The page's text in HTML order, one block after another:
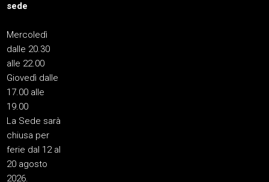
sede
Mercoledì
dalle 20.30
alle 22.00
Giovedì dalle
17.00 alle
19.00
La Sede sarà
chiusa per
ferie dal 12 al
20 agosto
2026.